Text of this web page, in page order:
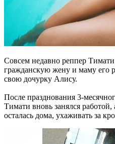
Совсем недавно реппер
гражданскую жену и маму его
свою дочурку Алису.
После празднования 3-
Тимати вновь занялся
осталась дома, ухаживать за